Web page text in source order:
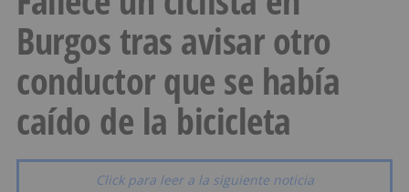
Burgos tras avisar otro
conductor que se había
caído de la bicicleta
Click para leer a la siguiente noticia